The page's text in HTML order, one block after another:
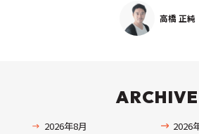
高橋 正純
ARCHIVE
2026年8月
2026